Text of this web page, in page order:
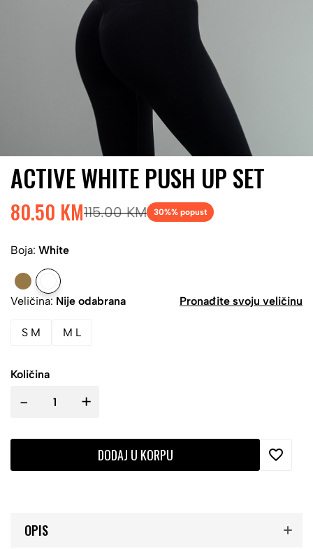
ACTIVE WHITE PUSH UP SET
80.50 KM115.00 KM 30%% popust
Boja: White
Veličina: Nije odabrana Pronađite svoju veličinu
S M M L
Količina
- +
DODAJ U KORPU
OPIS